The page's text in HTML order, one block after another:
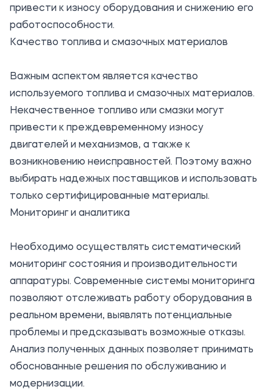
привести к износу оборудования и снижению его
работоспособности.
Качество топлива и смазочных материалов
Важным аспектом является качество
используемого топлива и смазочных материалов.
Некачественное топливо или смазки могут
привести к преждевременному износу
двигателей и механизмов, а также к
возникновению неисправностей. Поэтому важно
выбирать надежных поставщиков и использовать
только сертифицированные материалы.
Мониторинг и аналитика
Необходимо осуществлять систематический
мониторинг состояния и производительности
аппаратуры. Современные системы мониторинга
позволяют отслеживать работу оборудования в
реальном времени, выявлять потенциальные
проблемы и предсказывать возможные отказы.
Анализ полученных данных позволяет принимать
обоснованные решения по обслуживанию и
модернизации.